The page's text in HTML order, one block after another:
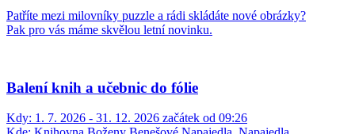
Patříte mezi milovníky puzzle a rádi skládáte nové obrázky?
Pak pro vás máme skvělou letní novinku.
Balení knih a učebnic do fólie
Kdy: 1. 7. 2026 - 31. 12. 2026 začátek od 09:26